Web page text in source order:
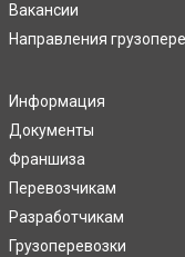
Вакансии
Направления
Информация
Документы
Франшиза
Перевозчикам
Разработчикам
Грузоперевозки